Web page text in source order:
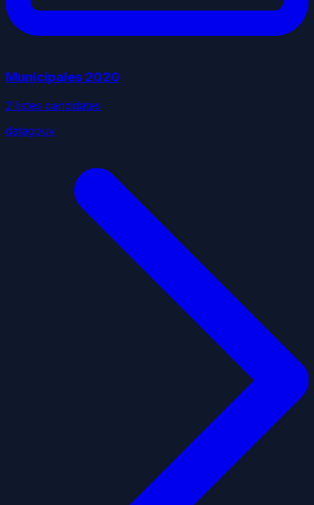
Municipales 2020
2 listes candidates
datagouv